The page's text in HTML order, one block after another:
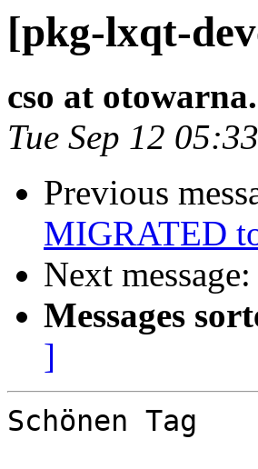
[pkg-lxqt-
cso at
Tue Sep 12
Previous
MIGRATED
Next message:
Messages
]
Schönen Tag